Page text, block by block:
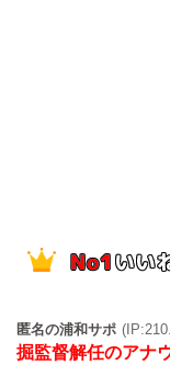
匿名の浦和サポ
掘監督解任のアナ